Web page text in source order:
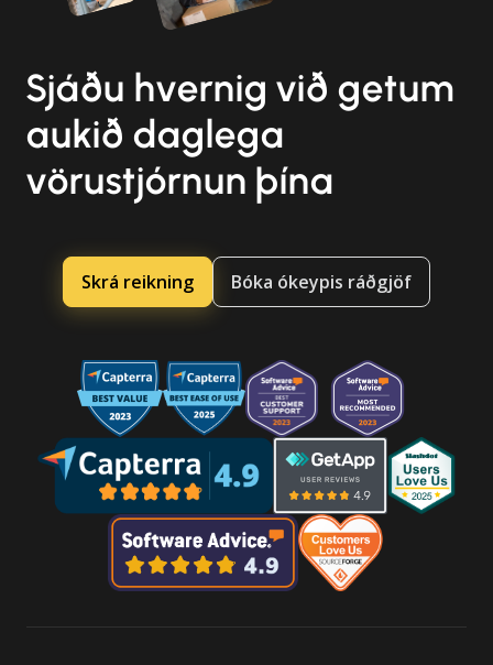
Sjáðu hvernig við getum
aukið daglega
vörustjórnun þína
Skrá reikning Bóka ókeypis ráðgjöf